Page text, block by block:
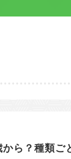
海/関西エリア
ら？種類ご